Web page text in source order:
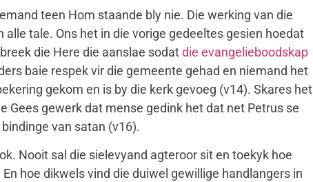
teen Hom staande bly nie. Die werking van die
tale. Ons het in die vorige gedeeltes gesien hoedat
die Here die aanslae sodatdie evangelieboodskap
baie respek vir die gemeente gehad en niemand het
gekom en is by die kerk gevoeg (v14). Skares het
Gees gewerk dat mense gedink het dat net Petrus se
van satan (v16).
Nooit sal die sielevyand agteroor sit en toekyk hoe
hoe dikwels vind die duiwel gewillige handlangers in